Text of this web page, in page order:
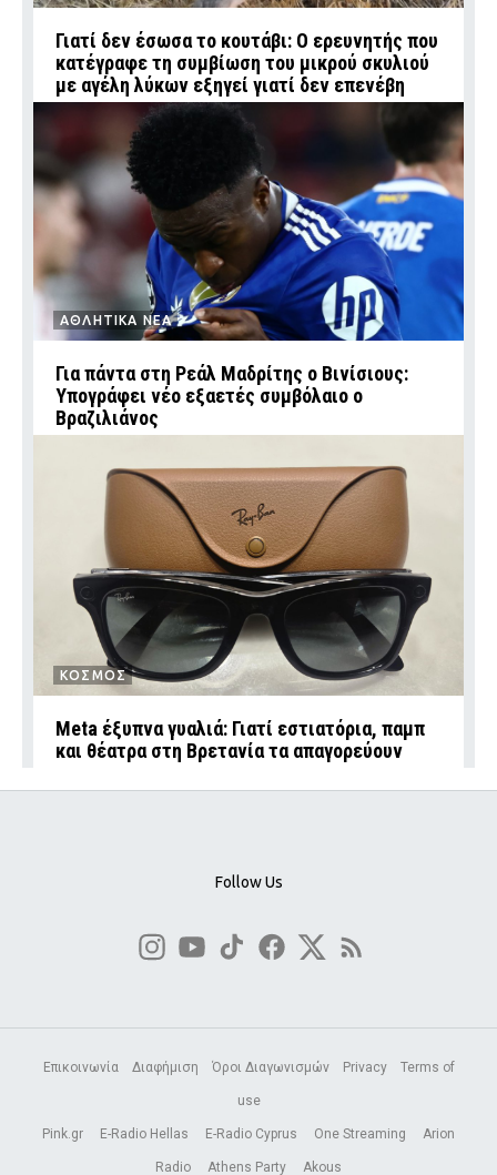
Γιατί δεν έσωσα το κουτάβι: Ο ερευνητής που
κατέγραφε τη συμβίωση του μικρού σκυλιού
με αγέλη λύκων εξηγεί γιατί δεν επενέβη
ΑΘΛΗΤΙΚΑ ΝΕΑ
Για πάντα στη Ρεάλ Μαδρίτης ο Βινίσιους:
Υπογράφει νέο εξαετές συμβόλαιο ο
Βραζιλιάνος
ΚΟΣΜΟΣ
Meta έξυπνα γυαλιά: Γιατί εστιατόρια, παμπ
και θέατρα στη Βρετανία τα απαγορεύουν
Follow Us
Επικοινωνία Διαφήμιση Όροι Διαγωνισμών Privacy Terms of
use
Pink.gr E-Radio Hellas E-Radio Cyprus One Streaming Arion
Radio Athens Party Akous